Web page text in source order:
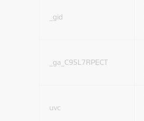
_gid
_ga_C95L7RPECT
uvc